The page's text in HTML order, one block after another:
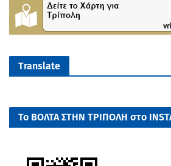
Translate
Το ΒΟΛΤΑ ΣΤΗΝ ΤΡΙΠΟΛΗ στο